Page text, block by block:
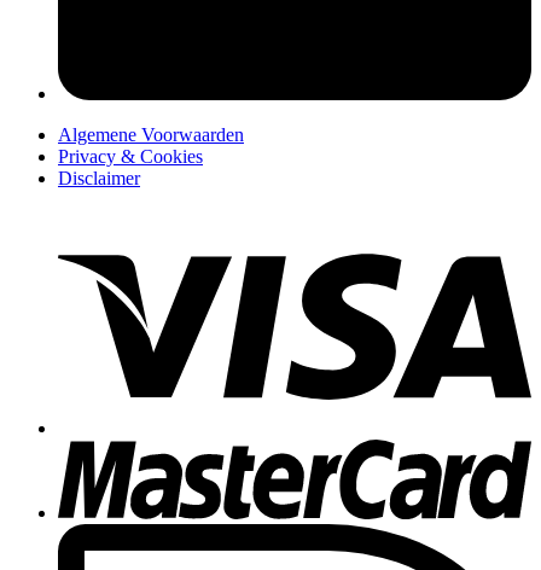
Algemene Voorwaarden
Privacy & Cookies
Disclaimer